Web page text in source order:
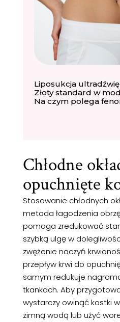
Liposukcja
Złoty standard w
Na czym polega
Chłodne
opuchnięte
Stosowanie chłodnych
metoda łagodzenia
pomaga zredukować
szybką ulgę w
zwężenie naczyń
przepływ krwi do
samym redukuje
tkankach. Aby
wystarczy owinąć kostki
zimną wodą lub użyć